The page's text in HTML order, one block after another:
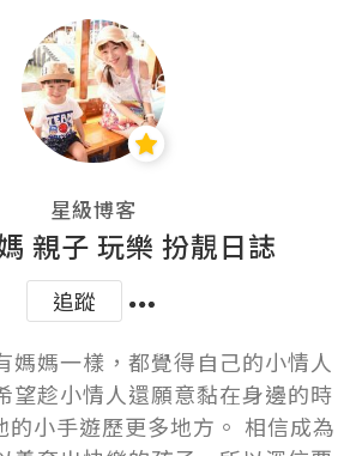
星級博客
親子 玩樂 扮靚日誌
追蹤
媽媽一樣，都覺得自己的小情人
望趁小情人還願意黏在身邊的時
的小手遊歷更多地方。 相信成為